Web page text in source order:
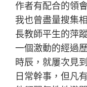
作者有配合的領
我也曾盡量搜集
長教師平生的萍
一個激動的經過
時辰，就屢次見
日常幹事，但凡